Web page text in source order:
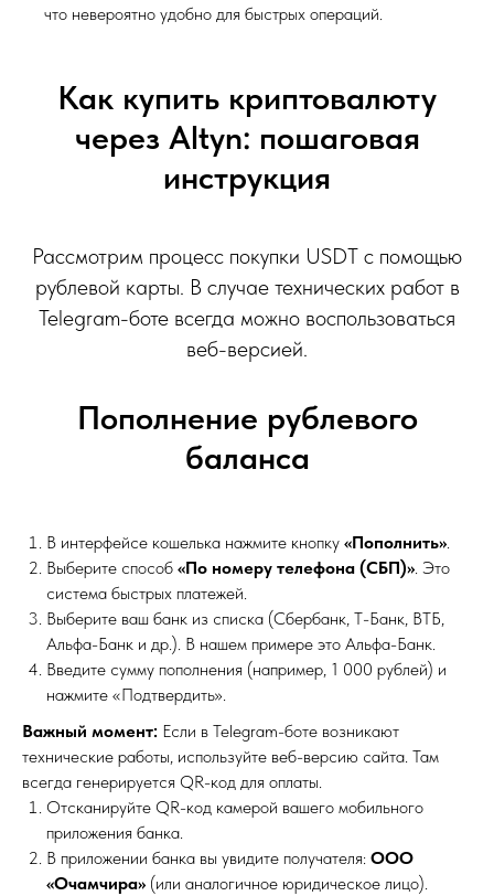
что невероятно удобно для быстрых операций.
Как купить криптовалюту
через Altyn: пошаговая
инструкция
Рассмотрим процесс покупки USDT с помощью
рублевой карты. В случае технических работ в
Telegram-боте всегда можно воспользоваться
веб-версией.
Пополнение рублевого
баланса
В интерфейсе кошелька нажмите кнопку «Пополнить»
Выберите способ «По номеру телефона (СБП)» . Это
система быстрых платежей.
Выберите ваш банк из списка (Сбербанк, Т-Банк, ВТБ,
Альфа-Банк и др.). В нашем примере это Альфа-Банк.
Введите сумму пополнения (например, 1 000 рублей) и
нажмите «Подтвердить».
Важный момент: Если в Telegram-боте возникают
технические работы, используйте веб-версию сайта. Там
всегда генерируется QR-код для оплаты.
Отсканируйте QR-код камерой вашего мобильного
приложения банка.
В приложении банка вы увидите получателя: ООО
«Очамчира» (или аналогичное юридическое лицо).